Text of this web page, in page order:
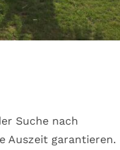
Suche nach
Auszeit garantieren.